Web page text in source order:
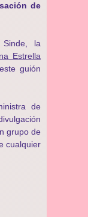
de
Sinde, la
Estrella
guión
de
grupo de
cualquier